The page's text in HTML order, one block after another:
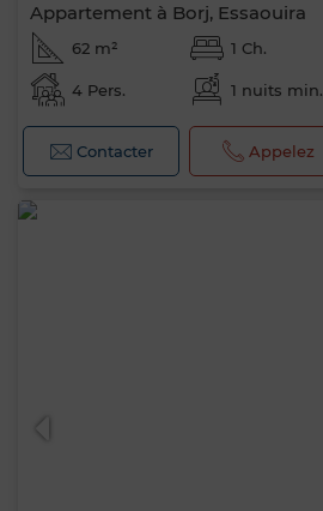
Appartement à Borj, Essaouira
62 m² 1 Ch.
4 Pers. 1 nuits min.
Contacter Appelez